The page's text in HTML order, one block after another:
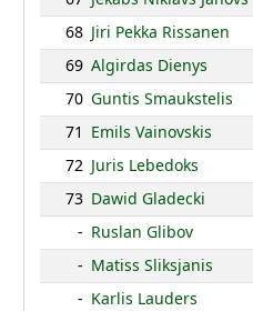
68 Jiri Pekka Rissanen
69 Algirdas Dienys
70 Guntis Smaukstelis
71 Emils Vainovskis
72 Juris Lebedoks
73 Dawid Gladecki
- Ruslan Glibov
- Matiss Sliksjanis
- Karlis Lauders